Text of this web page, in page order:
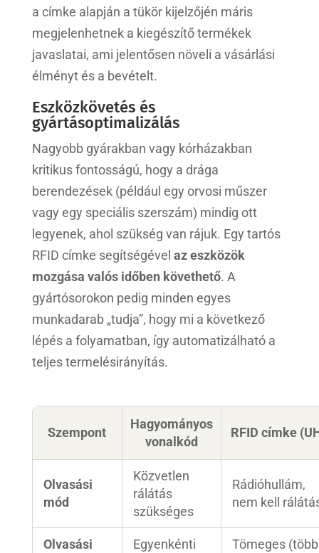
a címke alapján a tükör kijelzőjén máris
megjelenhetnek a kiegészítő termékek
javaslatai, ami jelentősen növeli a vásárlási
élményt és a bevételt.
Eszközkövetés és
gyártásoptimalizálás
Nagyobb gyárakban vagy kórházakban
kritikus fontosságú, hogy a drága
berendezések (például egy orvosi műszer
vagy egy speciális szerszám) mindig ott
legyenek, ahol szükség van rájuk. Egy tartós
RFID címke segítségével az eszközök
mozgása valós időben követhető. A
gyártósorokon pedig minden egyes
munkadarab „tudja”, hogy mi a következő
lépés a folyamatban, így automatizálható a
teljes termelésirányítás.
Szempont
Hagyományos
vonalkód
RFID címke
Olvasási
mód
Közvetlen
rálátás
szükséges
Rádióhullám,
nem kell
Olvasási
Egyenkénti
Tömeges (több